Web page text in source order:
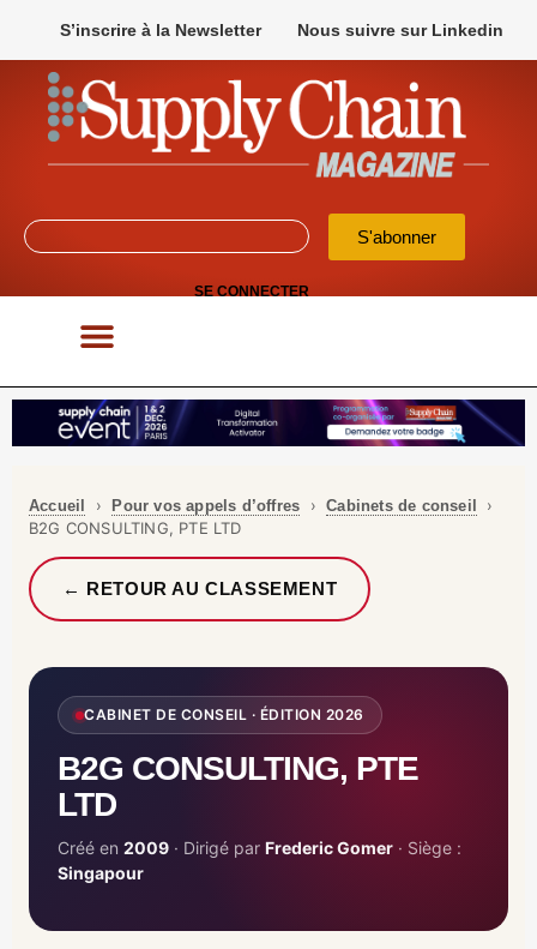
S’inscrire à la Newsletter Nous suivre sur Linkedin
S'abonner
SE CONNECTER
Accueil › Pour vos appels d’offres ›Cabinets de conseil
›
B2G CONSULTING, PTE LTD
← RETOUR AU CLASSEMENT
CABINET DE CONSEIL · ÉDITION 2026
B2G CONSULTING, PTE
LTD
Créé en 2009 · Dirigé par Frederic Gomer · Siège :
Singapour